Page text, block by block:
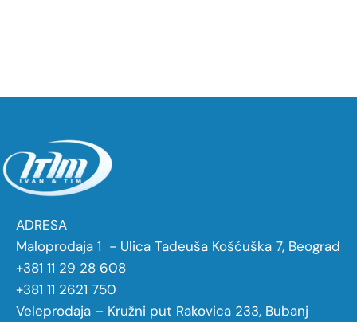
ADRESA
Maloprodaja 1 - Ulica Tadeuša Košćuška 7, Beograd
+381 11 29 28 608
+381 11 2621 750
Veleprodaja – Kružni put Rakovica 233, Bubanj